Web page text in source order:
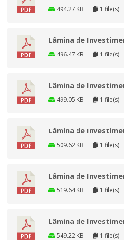
494.27 KB 1 file(s)
Lâmina de
496.47 KB 1 file(s)
Lâmina de
499.05 KB 1 file(s)
Lâmina de
509.62 KB 1 file(s)
Lâmina de
519.64 KB 1 file(s)
Lâmina de
549.22 KB 1 file(s)